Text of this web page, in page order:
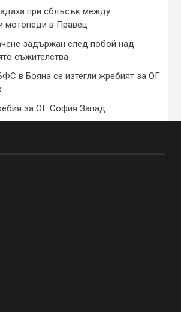
при сблъсък между
мотопеди в Правец
задържан след побой над
съжителства
в Бояна се изтегли жребият за ОГ
за ОГ София Запад